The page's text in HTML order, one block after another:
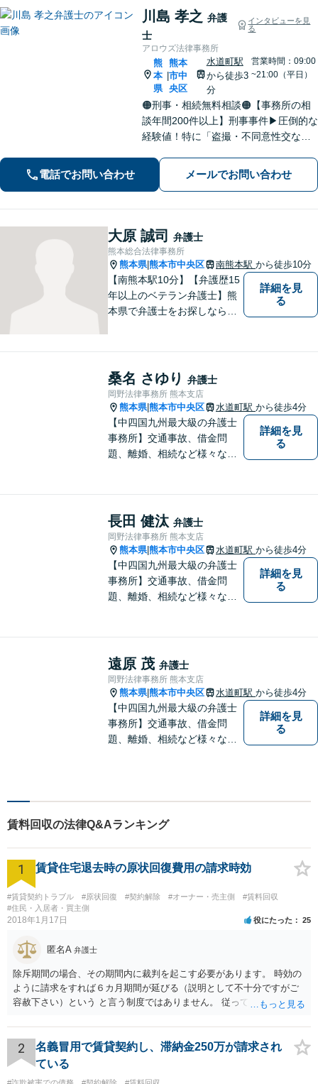
川島 孝之 弁護
士
インタビューを見
る
アロウズ法律事務所
熊
本
県
熊本
市中
央区
水道町駅
から徒歩3
分
営業時間：09:00
~21:00（平日）
🟠刑事・相続無料相談🟠【事務所の相
談年間200件以上】刑事事件▶︎圧倒的な
経験値！特に「盗撮・不同意性交など
局・証券会社」勤務で培った税の知識
を生かし、依頼者に寄り添った強いパ
電話でお問い合わせ メールでお問い合わせ
大原 誠司 弁護士
熊本総合法律事務所
熊本県|熊本市中央区 南熊本駅 から徒歩10分
【南熊本駅10分】【弁護歴15
年以上のベテラン弁護士】熊
本県で弁護士をお探しなら、
ています。皆様にとって一番
のパートナーとなれるよう、
精一杯取り組ませていただき
ます。
詳細を見
る
桑名 さゆり 弁護士
岡野法律事務所 熊本支店
熊本県|熊本市中央区 水道町駅 から徒歩4分
【中四国九州最大級の弁護士
事務所】交通事故、借金問
題、離婚、相続など様々な問
い！
詳細を見
る
長田 健汰 弁護士
岡野法律事務所 熊本支店
熊本県|熊本市中央区 水道町駅 から徒歩4分
【中四国九州最大級の弁護士
事務所】交通事故、借金問
題、離婚、相続など様々な問
い！
詳細を見
る
遠原 茂 弁護士
岡野法律事務所 熊本支店
熊本県|熊本市中央区 水道町駅 から徒歩4分
【中四国九州最大級の弁護士
事務所】交通事故、借金問
題、離婚、相続など様々な問
い！
詳細を見
る
賃料回収の法律Q&Aランキング
1 賃貸住宅退去時の原状回復費用の請求時効
#賃貸契約トラブル #原状回復 #契約解除 #オーナー・売主側
#賃料回収
#住民・入居者・買主側
2018年1月17日 役にたった 25
匿名A 弁護士
除斥期間の場合、その期間内に裁判を起こす必要があります。 時効の
ように請求をすれば６カ月期間が延びる（説明として不十分ですがご
容赦下さい）という と言う制度ではありません。 従って、理論上は１
2
名義冒用で賃貸契約し、滞納金250万が請求され
ている
#詐欺被害での債務 #契約解除 #賃料回収